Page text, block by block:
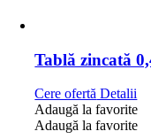
Tablă zincată
Cere ofertă Detalii
Adaugă la favorite
Adaugă la favorite